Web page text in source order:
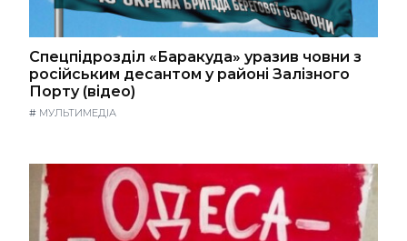
Спецпідрозділ «Баракуда» уразив човни з
російським десантом у районі Залізного
Порту (відео)
# МУЛЬТИМЕДІА